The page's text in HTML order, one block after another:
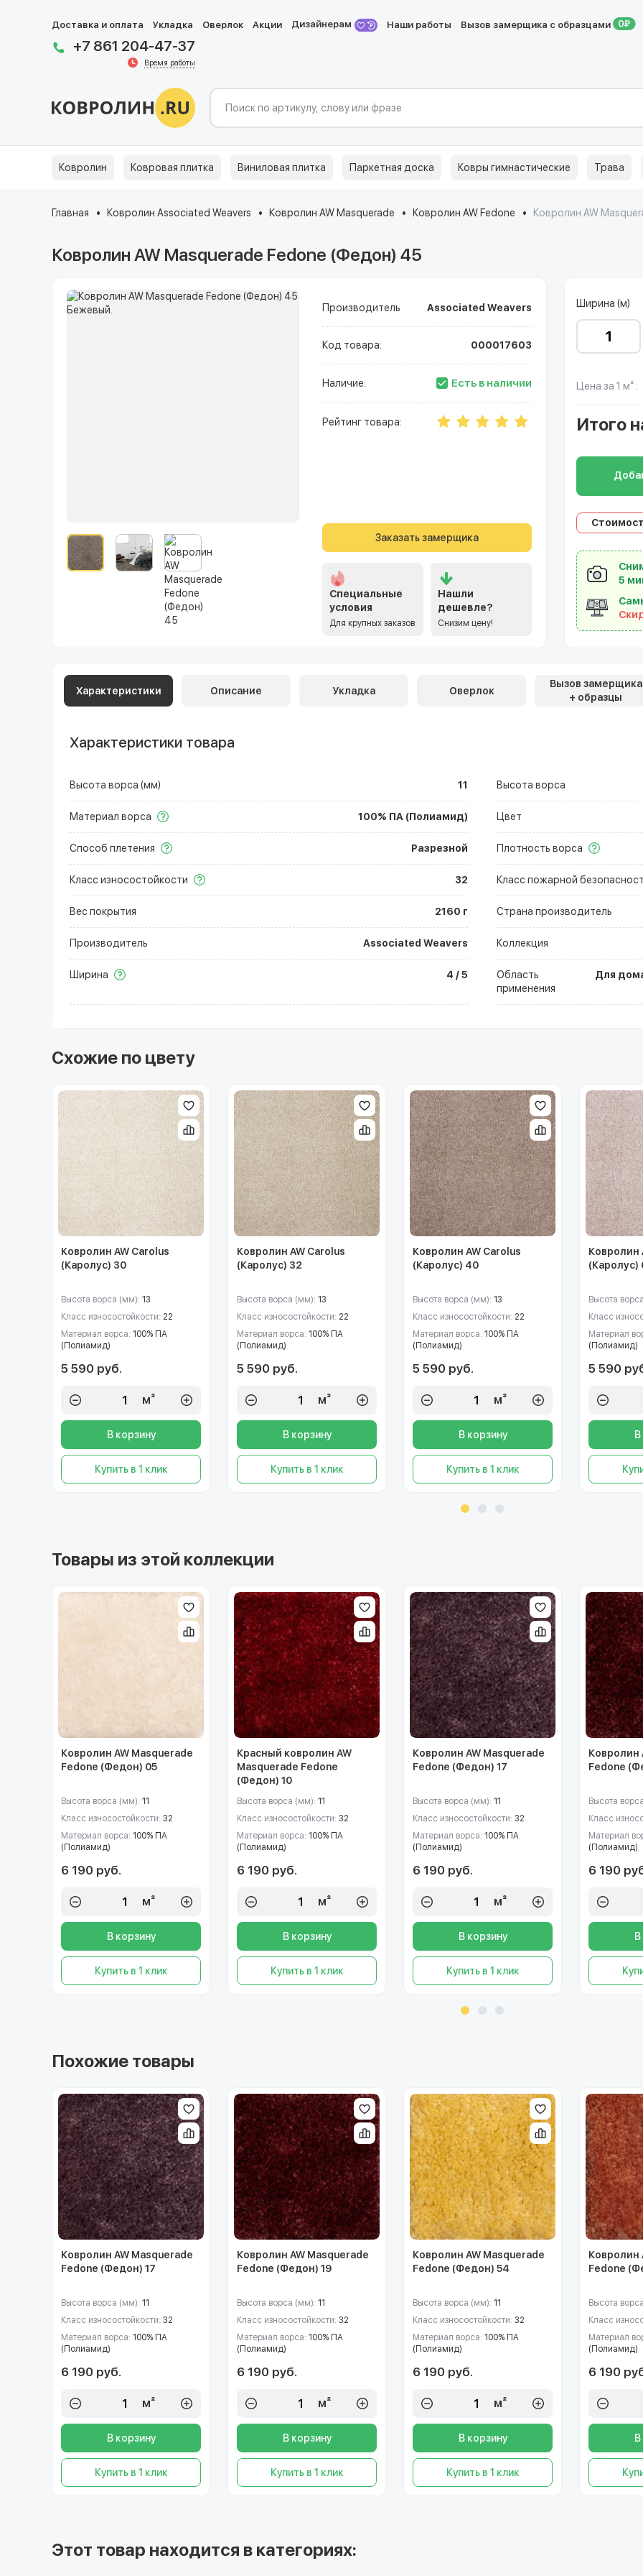
Доставка и оплата Укладка Оверлок Акции Дизайнерам Наши работы Вызов замерщика с образцами
+7 861 204-47-37
Время работы
Ковролин Ковровая плитка Виниловая плитка Паркетная доска Ковры гимнастические Трава
Главная Ковролин Associated Weavers Ковролин AW Masquerade Ковролин AW Fedone Ковролин AW
Ковролин AW Masquerade Fedone (Федон) 45
Производитель Associated Weavers
Код товара: 000017603
Наличие: Есть в наличии
Рейтинг товара:
Заказать замерщика
Специальные
условия
Для крупных заказов
Нашли
дешевле?
Снизим цену!
Ширина (м)
Цена за 1 м² :
Итого
5
Характеристики Описание Укладка Оверлок
Вызов замерщика
+ образцы
Характеристики товара
Высота ворса (мм) 11 Высота ворса
Материал ворса 100% ПА (Полиамид) Цвет
Способ плетения Разрезной Плотность ворса
Класс износостойкости 32 Класс пожарной
Вес покрытия 2160 г Страна производитель
Производитель Associated Weavers Коллекция
Ширина 4 / 5
Область
применения
Для
Схожие по цвету
Ковролин AW Carolus
(Каролус) 30
Высота ворса (мм): 13
Класс износостойкости: 22
Материал ворса: 100% ПА
(Полиамид)
5 590 руб.
м²
В корзину
Купить в 1 клик
Ковролин AW Carolus
(Каролус) 32
Высота ворса (мм): 13
Класс износостойкости: 22
Материал ворса: 100% ПА
(Полиамид)
5 590 руб.
м²
В корзину
Купить в 1 клик
Ковролин AW Carolus
(Каролус) 40
Высота ворса (мм): 13
Класс износостойкости: 22
Материал ворса: 100% ПА
(Полиамид)
5 590 руб.
м²
В корзину
Купить в 1 клик
Ковролин
(Каролус)
Высота
Класс
Материал
(Полиамид)
5 590
Товары из этой коллекции
Ковролин AW Masquerade
Fedone (Федон) 05
Высота ворса (мм): 11
Класс износостойкости: 32
Материал ворса: 100% ПА
(Полиамид)
6 190 руб.
м²
В корзину
Купить в 1 клик
Красный ковролин AW
Masquerade Fedone
(Федон) 10
Высота ворса (мм): 11
Класс износостойкости: 32
Материал ворса: 100% ПА
(Полиамид)
6 190 руб.
м²
В корзину
Купить в 1 клик
Ковролин AW Masquerade
Fedone (Федон) 17
Высота ворса (мм): 11
Класс износостойкости: 32
Материал ворса: 100% ПА
(Полиамид)
6 190 руб.
м²
В корзину
Купить в 1 клик
Ковролин
Fedone
Высота
Класс
Материал
(Полиамид)
6 190
Похожие товары
Ковролин AW Masquerade
Fedone (Федон) 17
Высота ворса (мм): 11
Класс износостойкости: 32
Материал ворса: 100% ПА
(Полиамид)
6 190 руб.
м²
В корзину
Купить в 1 клик
Ковролин AW Masquerade
Fedone (Федон) 19
Высота ворса (мм): 11
Класс износостойкости: 32
Материал ворса: 100% ПА
(Полиамид)
6 190 руб.
м²
В корзину
Купить в 1 клик
Ковролин AW Masquerade
Fedone (Федон) 54
Высота ворса (мм): 11
Класс износостойкости: 32
Материал ворса: 100% ПА
(Полиамид)
6 190 руб.
м²
В корзину
Купить в 1 клик
Ковролин
Fedone
Высота
Класс
Материал
(Полиамид)
6 190
Этот товар находится в категориях: